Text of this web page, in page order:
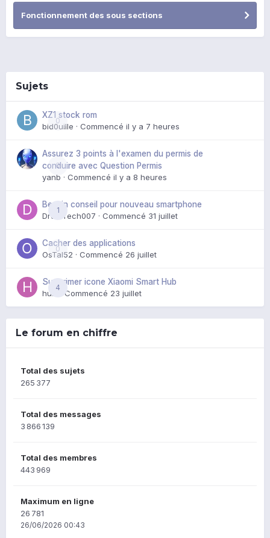
Fonctionnement des sous sections
Sujets
0
XZ1 stock rom
bid0uille · Commencé il y a 7 heures
0
Assurez 3 points à l'examen du permis de
conduire avec Question Permis
yanb · Commencé il y a 8 heures
1
Besoin conseil pour nouveau smartphone
DroidTech007 · Commencé 31 juillet
0
Cacher des applications
OsTal52 · Commencé 26 juillet
4
Supprimer icone Xiaomi Smart Hub
huik · Commencé 23 juillet
Le forum en chiffre
Total des sujets
265 377
Total des messages
3 866 139
Total des membres
443 969
Maximum en ligne
26 781
26/06/2026 00:43